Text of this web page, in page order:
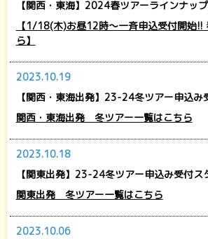
【関西・東海】2024春ツアーラインナッ
【1/18(木)お昼12時～一斉申込受付開始!!
ら】
2023.10.19
【関西・東海出発】23-24冬ツアー申込み
関西・東海出発 冬ツアー一覧はこちら
2023.10.18
【関東出発】23-24冬ツアー申込み受付ス
関東出発 冬ツアー一覧はこちら
2023.10.06